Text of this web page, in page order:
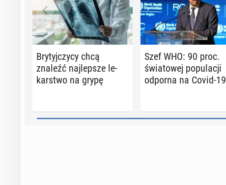
Bry­tyj­czy­cy chcą
znaleźć naj­lep­sze le­
kar­stwo na grypę
Szef WHO: 90 proc.
świa­to­wej po­pu­la­cji
odporna na Covid-19